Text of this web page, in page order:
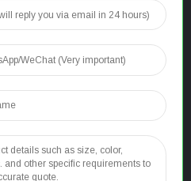
CONTACTEZ-NOUS
E-mail:aaron@acrel.cn
Tél.
Adresse : No. 253 Yulv
Road, Jiading Area,
Shanghai, Chine, 201801